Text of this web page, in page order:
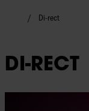
Di-rect
DI-RECT